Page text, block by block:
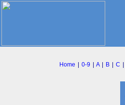
Home |0-9 |A| B |C